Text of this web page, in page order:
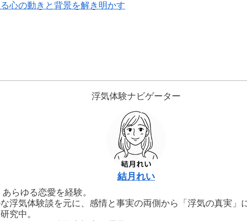
心の動きと背景を解き明かす
浮気体験ナビゲーター
結月れい
らゆる恋愛を経験。
浮気体験談を元に、感情と事実の両側から「浮気の真実」
究中。